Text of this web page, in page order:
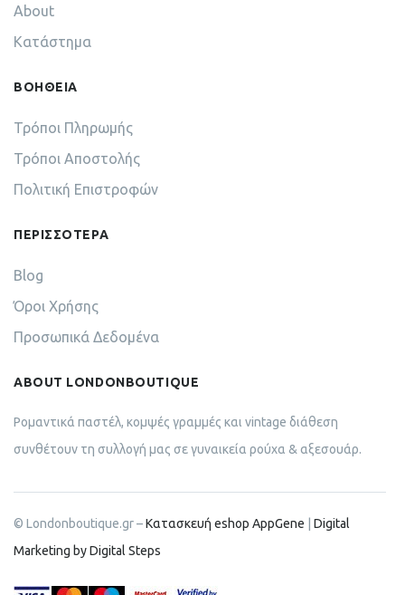
About
Κατάστημα
ΒΟΗΘΕΙΑ
Τρόποι Πληρωμής
Τρόποι Αποστολής
Πολιτική Επιστροφών
ΠΕΡΙΣΣΟΤΕΡΑ
Blog
Όροι Χρήσης
Προσωπικά Δεδομένα
ABOUT LONDONBOUTIQUE
Ρομαντικά παστέλ, κομψές γραμμές και vintage διάθεση
συνθέτουν τη συλλογή μας σε γυναικεία ρούχα & αξεσουάρ.
© Londonboutique.gr –Κατασκευή eshop AppGene
Digital
Marketing by Digital Steps